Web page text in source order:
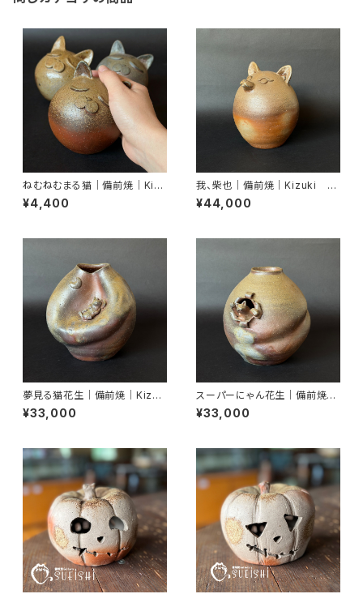
ねむねむまる猫｜備前焼｜Kizu
ki Miyako｜末石窯
¥4,400
我、柴也｜備前焼｜Kizuki Mi
yako｜末石窯
¥44,000
夢見る猫花生｜備前焼｜Kizuk
i Miyako｜末石窯
¥33,000
スーパーにゃん花生｜備前焼｜
Kizuki Miyako｜末石窯
¥33,000